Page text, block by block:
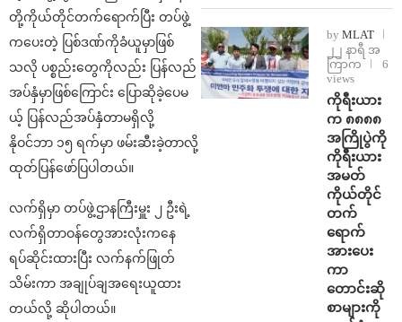
တို့ကိုယ်တိုင်တက်ရောက်ပြီး တပ်ဖွဲ့
ကပေးတဲ့ ပြစ်ဒဏ်ကိုခံယူမှာဖြစ်
သလို ပစ္စည်းတွေကိုလည်း ပြန်လည်
အပ်နှံမှာဖြစ်ကြောင်း ပြောဆိုခဲ့ပေမ
ယ့် ပြန်လည်အပ်နှံတာမရှိလို့
နိုဝင်ဘာ ၁၅ ရက်မှာ ဖမ်းဆီးခဲ့တာလို့
ထုတ်ပြန်ဖော်ပြပါတယ်။
လက်ရှိမှာ တပ်ဖွဲ့ဌာနကြီးမှူး ၂ ဦးရဲ့
လက်ရှိတာဝန်တွေအားလုံးကနေ
ရပ်ဆိုင်းထားပြီး လက်နက်ဖြုတ်
သိမ်းကာ အချုပ်ချအရေးယူထား
တယ်လို့ ဆိုပါတယ်။
by MLAT
၂၂ နာရီ အ
ကြာက
6
views
ကိုရီးယား
က ၈၈၈၈
အကြိုပွဲကို
ကိုရီးယား
အမတ်
ကိုယ်တိုင်
တက်
ရောက်
အားပေး
ကာ
တောင်းဆို
စာများကို